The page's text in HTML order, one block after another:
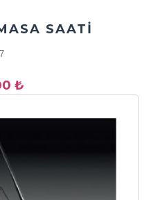
SAATİ
₺